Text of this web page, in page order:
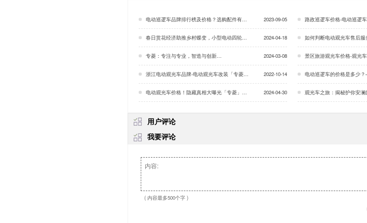
电动巡逻车品牌排行榜及价格？选购配件有哪些作用？「专菱」… 2023-09-05 路政巡逻车价格-电动巡逻
春日赏花经济助推乡村蝶变，小型电动四轮车成新选择「专菱」… 2024-04-18 如何判断电动观光车售后服
专菱：专注与专业，智造与创新… 2024-03-08 景区旅游观光车价格-观光
浙江电动观光车品牌-电动观光车改装「专菱」… 2022-10-14 电动巡逻车的价格是多少？——电动巡逻
电动观光车价格！隐藏真相大曝光「专菱」… 2024-04-30 观光车之旅：揭秘护你安澜的
用户评论
我要评论
( 内容最多500个字 )